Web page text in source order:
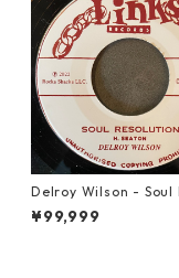
Delroy Wilson - Soul
tion【7-21935】
¥99,999